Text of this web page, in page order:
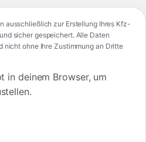
ausschließlich zur Erstellung Ihres Kfz-
sicher gespeichert. Alle Daten
ohne Ihre Zustimmung an Dritte
in deinem Browser, um